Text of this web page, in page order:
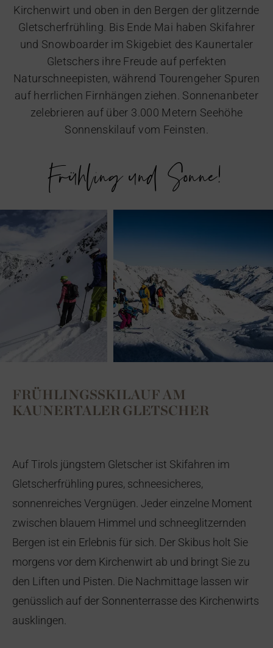
Kirchenwirt und oben in den Bergen der glitzernde
Gletscherfrühling. Bis Ende Mai haben Skifahrer
und Snowboarder im Skigebiet des Kaunertaler
Gletschers ihre Freude auf perfekten
Naturschneepisten, während Tourengeher Spuren
auf herrlichen Firnhängen ziehen. Sonnenanbeter
zelebrieren auf über 3.000 Metern Seehöhe
Sonnenskilauf vom Feinsten.
Frühling und Sonne!
FRÜHLINGSSKILAUF AM
KAUNERTALER GLETSCHER
Auf Tirols jüngstem Gletscher ist Skifahren im
Gletscherfrühling pures, schneesicheres,
sonnenreiches Vergnügen. Jeder einzelne Moment
zwischen blauem Himmel und schneeglitzernden
Bergen ist ein Erlebnis für sich. Der Skibus holt Sie
morgens vor dem Kirchenwirt ab und bringt Sie zu
den Liften und Pisten. Die Nachmittage lassen wir
genüsslich auf der Sonnenterrasse des Kirchenwirts
ausklingen.